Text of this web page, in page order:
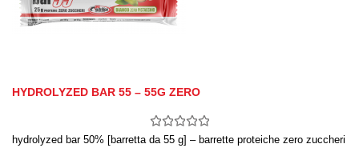
HYDROLYZED BAR 55 – 55G ZERO
hydrolyzed bar 50% [barretta da 55 g] – barrette proteiche zero zuccheri